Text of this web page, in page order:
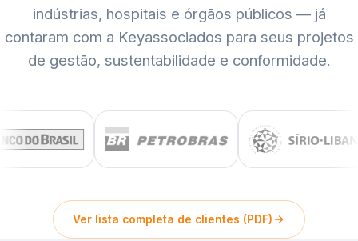
indústrias, hospitais e órgãos públicos — já
contaram com a Keyassociados para seus projetos
de gestão, sustentabilidade e conformidade.
Ver lista completa de clientes (PDF)